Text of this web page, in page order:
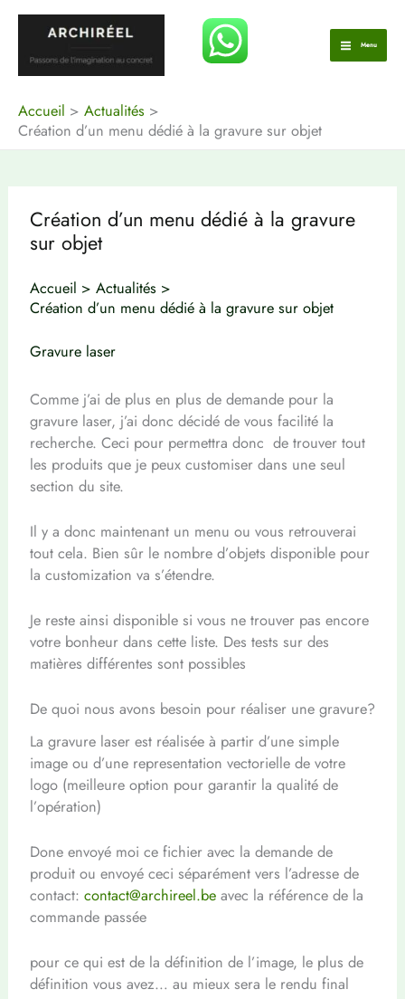
Aller
contenu
Menu
Accueil
Actualités
Création d’un menu dédié à la gravure sur objet
Création d’un menu dédié à la gravure
sur objet
Accueil
Actualités
Création d’un menu dédié à la gravure sur objet
Gravure laser
Comme j’ai de plus en plus de demande pour la
gravure laser, j’ai donc décidé de vous facilité la
recherche. Ceci pour permettra donc de trouver tout
les produits que je peux customiser dans une seul
section du site.
Il y a donc maintenant un menu ou vous retrouverai
tout cela. Bien sûr le nombre d’objets disponible pour
la customization va s’étendre.
Je reste ainsi disponible si vous ne trouver pas encore
votre bonheur dans cette liste. Des tests sur des
matières différentes sont possibles
De quoi nous avons besoin pour réaliser une gravure?
La gravure laser est réalisée à partir d’une simple
image ou d’une representation vectorielle de votre
logo (meilleure option pour garantir la qualité de
l’opération)
Done envoyé moi ce fichier avec la demande de
produit ou envoyé ceci séparément vers l’adresse de
contact: contact@archireel.beavec la référence de la
commande passée
pour ce qui est de la définition de l’image, le plus de
définition vous avez… au mieux sera le rendu final